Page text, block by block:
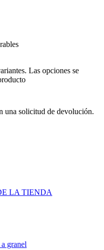
Las opciones se
una solicitud de devolución.
LA TIENDA
granel